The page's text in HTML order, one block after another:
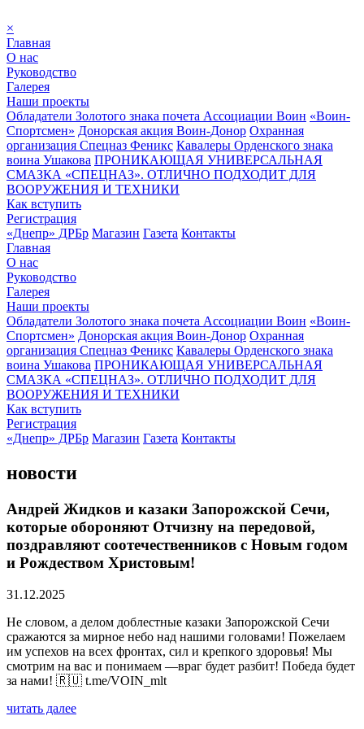
×
Главная
О нас
Руководство
Галерея
Наши проекты
Обладатели Золотого знака почета Ассоциации Воин «Воин-
Спортсмен» Донорская акция Воин-Донор Охранная
организация Спецназ Феникс Кавалеры Орденского знака
воина Ушакова ПРОНИКАЮЩАЯ УНИВЕРСАЛЬНАЯ
СМАЗКА «СПЕЦНАЗ». ОТЛИЧНО ПОДХОДИТ ДЛЯ
ВООРУЖЕНИЯ И ТЕХНИКИ
Как вступить
Регистрация
«Днепр» ДРБр Магазин Газета Контакты
Главная
О нас
Руководство
Галерея
Наши проекты
Обладатели Золотого знака почета Ассоциации Воин «Воин-
Спортсмен» Донорская акция Воин-Донор Охранная
организация Спецназ Феникс Кавалеры Орденского знака
воина Ушакова ПРОНИКАЮЩАЯ УНИВЕРСАЛЬНАЯ
СМАЗКА «СПЕЦНАЗ». ОТЛИЧНО ПОДХОДИТ ДЛЯ
ВООРУЖЕНИЯ И ТЕХНИКИ
Как вступить
Регистрация
«Днепр» ДРБр Магазин Газета Контакты
новости
Андрей Жидков и казаки Запорожской Сечи,
которые обороняют Отчизну на передовой,
поздравляют соотечественников с Новым годом
и Рождеством Христовым!
31.12.2025
Не словом, а делом доблестные казаки Запорожской Сечи
сражаются за мирное небо над нашими головами! Пожелаем
им успехов на всех фронтах, сил и крепкого здоровья! Мы
смотрим на вас и понимаем —враг будет разбит! Победа будет
за нами! 🇷🇺 t.me/VOIN_mlt
читать далее